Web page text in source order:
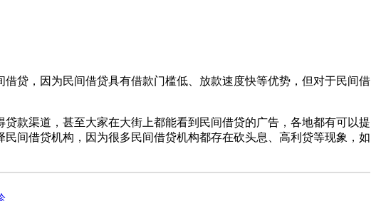
贷，因为民间借贷具有借款门槛低、放款速度快等优势，但对于民间借
款渠道，甚至大家在大街上都能看到民间借贷的广告，各地都有可以提
间借贷机构，因为很多民间借贷机构都存在砍头息、高利贷等现象，如